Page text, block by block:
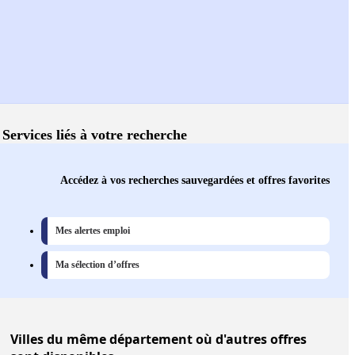
Services liés à votre recherche
Accédez à vos recherches sauvegardées et offres favorites
Mes alertes emploi
Ma sélection d’offres
Villesdu même département où d'autres offres